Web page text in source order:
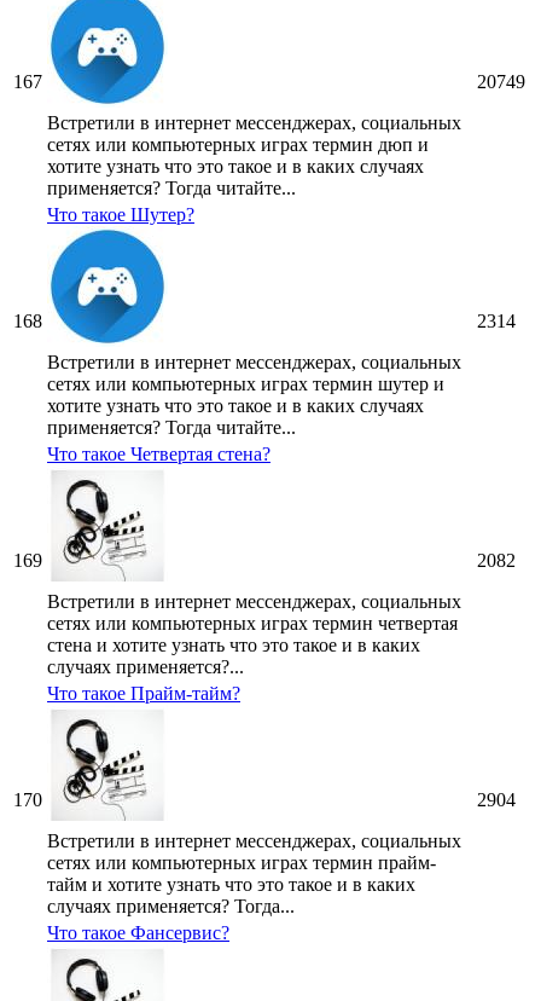
167
Встретили в интернет мессенджерах, социальных
сетях или компьютерных играх термин дюп и
хотите узнать что это такое и в каких случаях
применяется? Тогда читайте...
20749
168
Что такое Шутер?
Встретили в интернет мессенджерах, социальных
сетях или компьютерных играх термин шутер и
хотите узнать что это такое и в каких случаях
применяется? Тогда читайте...
2314
169
Что такое Четвертая стена?
Встретили в интернет мессенджерах, социальных
сетях или компьютерных играх термин четвертая
стена и хотите узнать что это такое и в каких
случаях применяется?...
2082
170
Что такое Прайм-тайм?
Встретили в интернет мессенджерах, социальных
сетях или компьютерных играх термин прайм-
тайм и хотите узнать что это такое и в каких
случаях применяется? Тогда...
2904
Что такое Фансервис?